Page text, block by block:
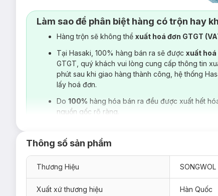
Khăn Tắm SH Bodure 62 SongWol Vina 62 X 125cm
khăn mặt, khăng tay, khăng tắm, khăn sữa…với tiêu chí
cũng như lựa chọn các loại nguyên liệu từ thiên nhiên để
trên thị trường Hàn Quốc. Không những vậy tại Việt Nam
Làm sao để phân biệt hàng có trộn hay
Hàng trộn sẽ không thể xuất hoá đơn GTGT
Tại Hasaki, 100% hàng bán ra sẽ được xuất hoá
GTGT, quý khách vui lòng cung cấp thông tin
phút sau khi giao hàng thành công, hệ thống
lấy hoá đơn.
Do 100% hàng hóa bán ra đều được xuất hết
nguồn gốc rõ ràng.
Thông số sản phẩm
Thương Hiệu SONGWOL
Xuất xứ thương hiệu Hàn Quốc